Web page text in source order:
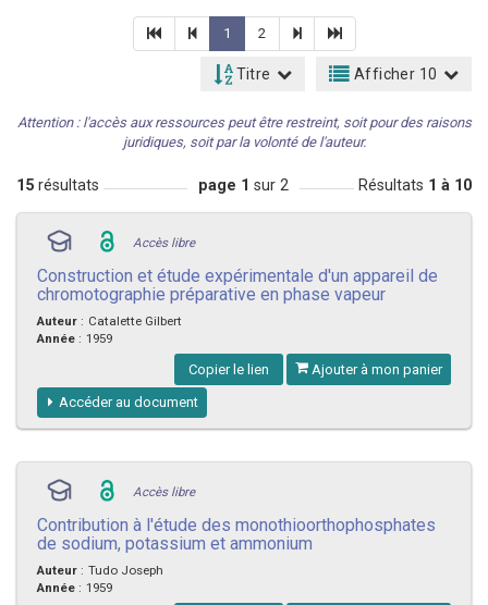
1 2
Titre Afficher 10
Attention : l'accès aux ressources peut être restreint, soit pour des raisons
juridiques, soit par la volonté de l'auteur.
15 résultats page 1 sur 2 Résultats 1 à 10
Accès libre
Construction et étude expérimentale d'un appareil de
chromotographie préparative en phase vapeur
Auteur : Catalette Gilbert
Année : 1959
Copier le lien Ajouter à mon panier
Accéder au document
Accès libre
Contribution à l'étude des monothioorthophosphates
de sodium, potassium et ammonium
Auteur : Tudo Joseph
Année : 1959